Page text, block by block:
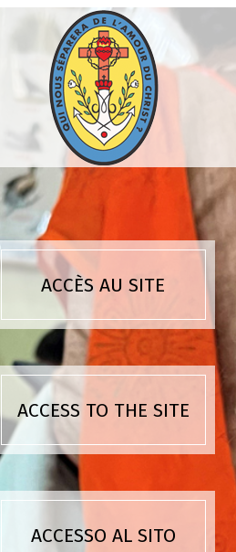
ACCÈS AU SITE
ACCESS TO THE SITE
ACCESSO AL SITO